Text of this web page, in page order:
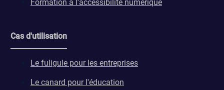
Formation à l'accessibilité numérique
Cas d'utilisation
Le fuligule pour les entreprises
Le canard pour l'éducation